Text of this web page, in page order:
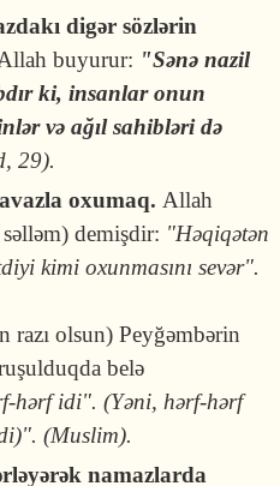
digər sözlərin
buyurur: "Sənə nazil
ki, insanlar onun
və ağıl sahibləri də
29).
oxumaq. Allah
demişdir: "Həqiqətən
kimi oxunmasını sevər".
razı olsun) Peyğəmbərin
belə
hərf idi". (Yəni, hərf-hərf
(Muslim).
namazlarda